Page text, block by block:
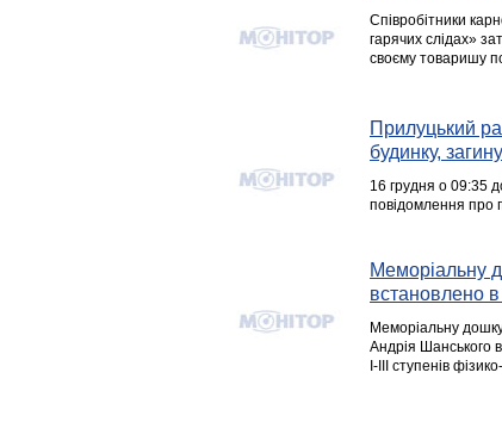
Співробітники
гарячих слідах»
своєму товаришу
Прилуцький
будинку,
16 грудня о 09:35
повідомлення про
Меморіальну
встановлено в
Меморіальну дошку
Андрія Шанського
І-ІІІ ступенів